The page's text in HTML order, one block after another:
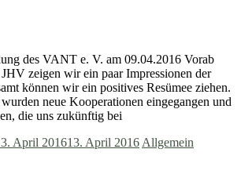
des VANT e. V. am 09.04.2016 Vorab
zeigen wir ein paar Impressionen der
können wir ein positives Resümee ziehen.
neue Kooperationen eingegangen und
die uns zukünftig bei
April 201613. April 2016 Allgemein